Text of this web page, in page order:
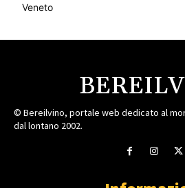
Veneto
© Bereilvino, portale web dedicato al
dal lontano 2002.